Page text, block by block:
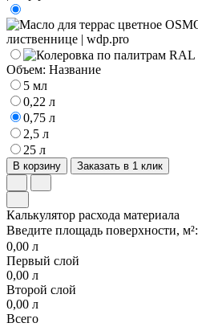
Объем: Название
5 мл
0,22 л
0,75 л
2,5 л
25 л
В корзину Заказать в 1 клик
Калькулятор расхода материала
Введите площадь поверхности, м²:
0,00 л
Первый слой
0,00 л
Второй слой
0,00 л
Всего